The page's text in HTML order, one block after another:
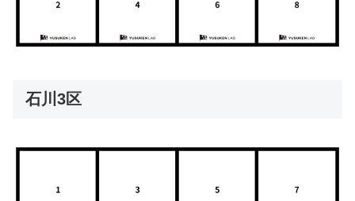
石川3区